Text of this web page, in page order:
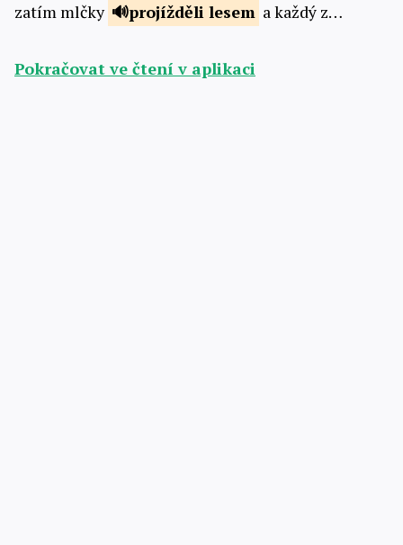
zatím mlčky
projížděli lesem a každý z…
Pokračovat ve čtení v aplikaci